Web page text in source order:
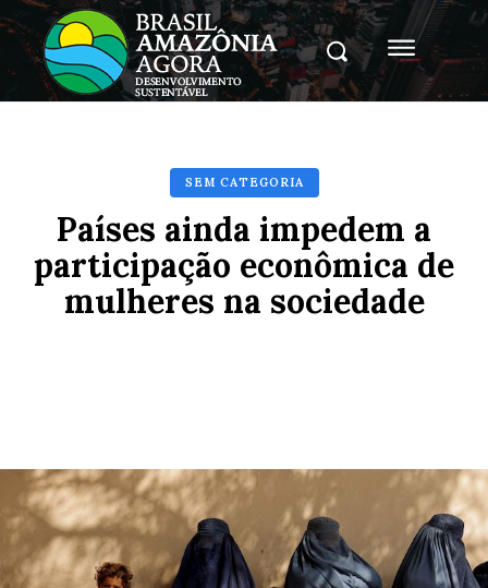
SEM CATEGORIA
Países ainda impedem a
participação econômica de
mulheres na sociedade